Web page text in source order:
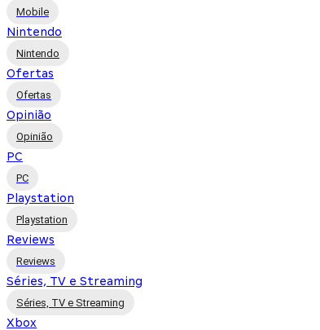
Mobile
Nintendo
Nintendo
Ofertas
Ofertas
Opinião
Opinião
PC
PC
Playstation
Playstation
Reviews
Reviews
Séries, TV e Streaming
Séries, TV e Streaming
Xbox